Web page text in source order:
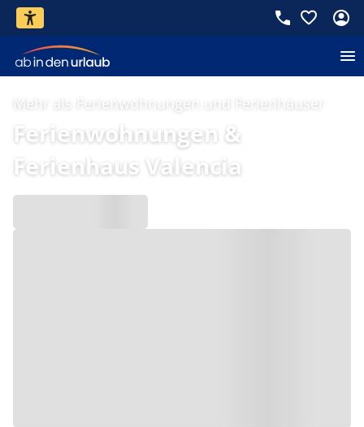
Mehr als Ferienwohnungen und Ferienhäuser
Ferienwohnungen &
Ferienhaus Valencia